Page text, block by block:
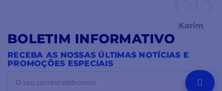
Karim
BOLETIM INFORMATIVO
RECEBA AS NOSSAS ÚLTIMAS NOTÍCIAS E
PROMOÇÕES ESPECIAIS
OK